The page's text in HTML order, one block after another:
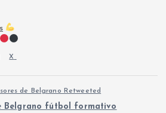
X
de Belgrano Retweeted
Belgrano fútbol formativo